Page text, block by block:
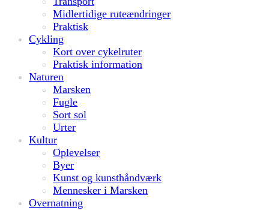
Midlertidige ruteændringer
Praktisk
Cykling
Kort over cykelruter
Praktisk information
Naturen
Marsken
Fugle
Sort sol
Urter
Kultur
Oplevelser
Byer
Kunst og kunsthåndværk
Mennesker i Marsken
Overnatning